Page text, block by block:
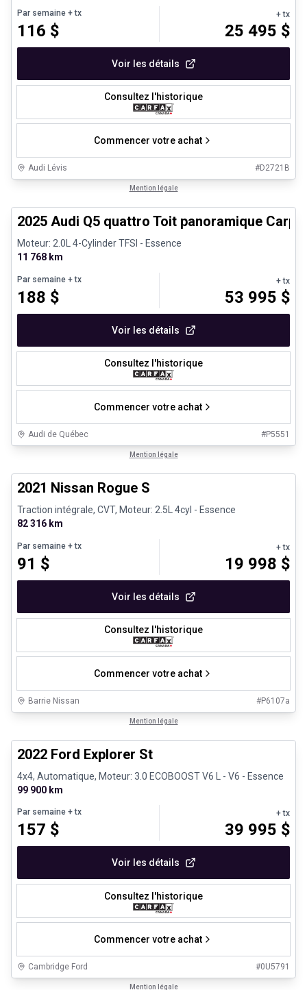
Par semaine + tx
116 $
+ tx
25 495 $
Voir les détails
Consultez l'historique
Commencer votre achat
Audi Lévis #D2721B
Mention légale
Véhicules d'occasion certifiés
2025 Audi Q5 quattro Toit panoramique
Moteur: 2.0L 4-Cylinder TFSI - Essence
11 768 km
Par semaine + tx
188 $
+ tx
53 995 $
Voir les détails
Consultez l'historique
Commencer votre achat
Audi de Québec #P5551
Mention légale
Véhicules d'occasion certifiés
2021 Nissan Rogue S
Traction intégrale, CVT, Moteur: 2.5L 4cyl - Essence
82 316 km
Par semaine + tx
91 $
+ tx
19 998 $
Voir les détails
Consultez l'historique
Commencer votre achat
Barrie Nissan #P6107a
Mention légale
2022 Ford Explorer St
4x4, Automatique, Moteur: 3.0 ECOBOOST V6 L - V6 - Essence
99 900 km
Par semaine + tx
157 $
+ tx
39 995 $
Voir les détails
Consultez l'historique
Commencer votre achat
Cambridge Ford #0U5791
Mention légale